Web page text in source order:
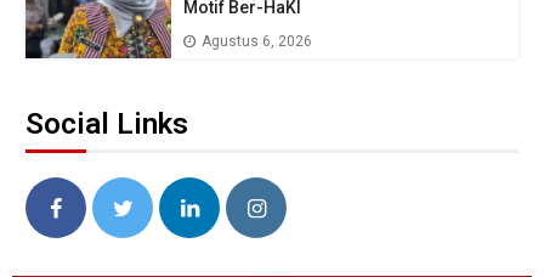
Motif Ber-HaKI
Agustus 6, 2026
Social Links